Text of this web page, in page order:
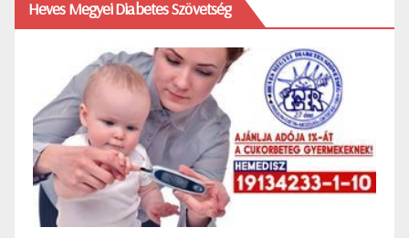
Heves Megyei Diabetes Szövetség